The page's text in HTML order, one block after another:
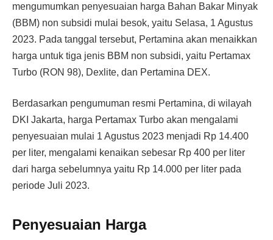
mengumumkan penyesuaian harga Bahan Bakar Minyak
(BBM) non subsidi mulai besok, yaitu Selasa, 1 Agustus
2023. Pada tanggal tersebut, Pertamina akan menaikkan
harga untuk tiga jenis BBM non subsidi, yaitu Pertamax
Turbo (RON 98), Dexlite, dan Pertamina DEX.
Berdasarkan pengumuman resmi Pertamina, di wilayah
DKI Jakarta, harga Pertamax Turbo akan mengalami
penyesuaian mulai 1 Agustus 2023 menjadi Rp 14.400
per liter, mengalami kenaikan sebesar Rp 400 per liter
dari harga sebelumnya yaitu Rp 14.000 per liter pada
periode Juli 2023.
Penyesuaian Harga